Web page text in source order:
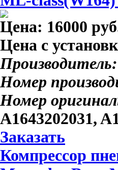
Цена: 16000
Цена с
Производитель:
Номер
Номер
A1643202031,
Заказать
Компрессор